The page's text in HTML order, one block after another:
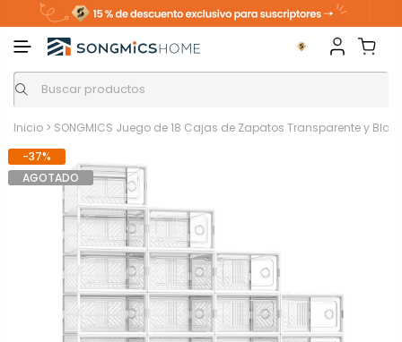
Inicio > SONGMICS Juego de 18 Cajas de Zapatos Transparente y
-37%
AGOTADO